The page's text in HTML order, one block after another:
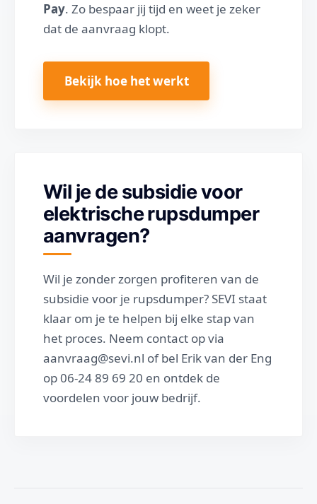
Pay. Zo bespaar jij tijd en weet je zeker
dat de aanvraag klopt.
Bekijk hoe het werkt
Wil je de subsidie voor
elektrische rupsdumper
aanvragen?
Wil je zonder zorgen profiteren van de
subsidie voor je rupsdumper? SEVI staat
klaar om je te helpen bij elke stap van
het proces. Neem contact op via
aanvraag@sevi.nl of bel Erik van der Eng
op 06-24 89 69 20 en ontdek de
voordelen voor jouw bedrijf.